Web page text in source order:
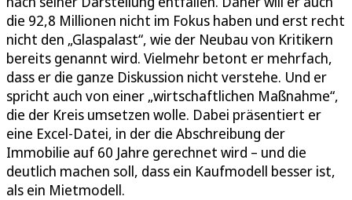
die 92,8 Millionen nicht im Fokus haben und erst recht
nicht den „Glaspalast“, wie der Neubau von Kritikern
bereits genannt wird. Vielmehr betont er mehrfach,
dass er die ganze Diskussion nicht verstehe. Und er
spricht auch von einer „wirtschaftlichen Maßnahme“,
die der Kreis umsetzen wolle. Dabei präsentiert er
eine Excel-Datei, in der die Abschreibung der
Immobilie auf 60 Jahre gerechnet wird – und die
deutlich machen soll, dass ein Kaufmodell besser ist,
als ein Mietmodell.